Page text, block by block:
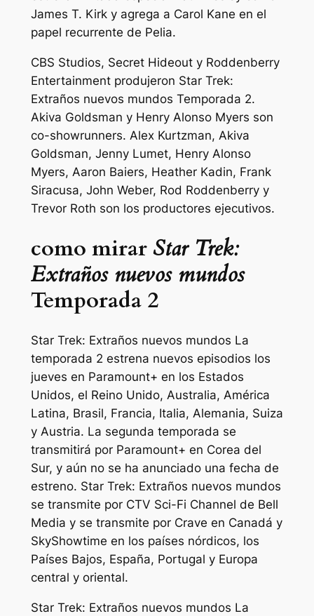
James T. Kirk y agrega a Carol Kane en el
papel recurrente de Pelia.
CBS Studios, Secret Hideout y Roddenberry
Entertainment produjeron Star Trek:
Extraños nuevos mundos Temporada 2.
Akiva Goldsman y Henry Alonso Myers son
co-showrunners. Alex Kurtzman, Akiva
Goldsman, Jenny Lumet, Henry Alonso
Myers, Aaron Baiers, Heather Kadin, Frank
Siracusa, John Weber, Rod Roddenberry y
Trevor Roth son los productores ejecutivos.
como mirarStar Trek:
Extraños nuevos mundos
Temporada 2
Star Trek: Extraños nuevos mundos La
temporada 2 estrena nuevos episodios los
jueves en Paramount+ en los Estados
Unidos, el Reino Unido, Australia, América
Latina, Brasil, Francia, Italia, Alemania, Suiza
y Austria. La segunda temporada se
transmitirá por Paramount+ en Corea del
Sur, y aún no se ha anunciado una fecha de
estreno. Star Trek: Extraños nuevos mundos
se transmite por CTV Sci-Fi Channel de Bell
Media y se transmite por Crave en Canadá y
SkyShowtime en los países nórdicos, los
Países Bajos, España, Portugal y Europa
central y oriental.
Star Trek: Extraños nuevos mundos La